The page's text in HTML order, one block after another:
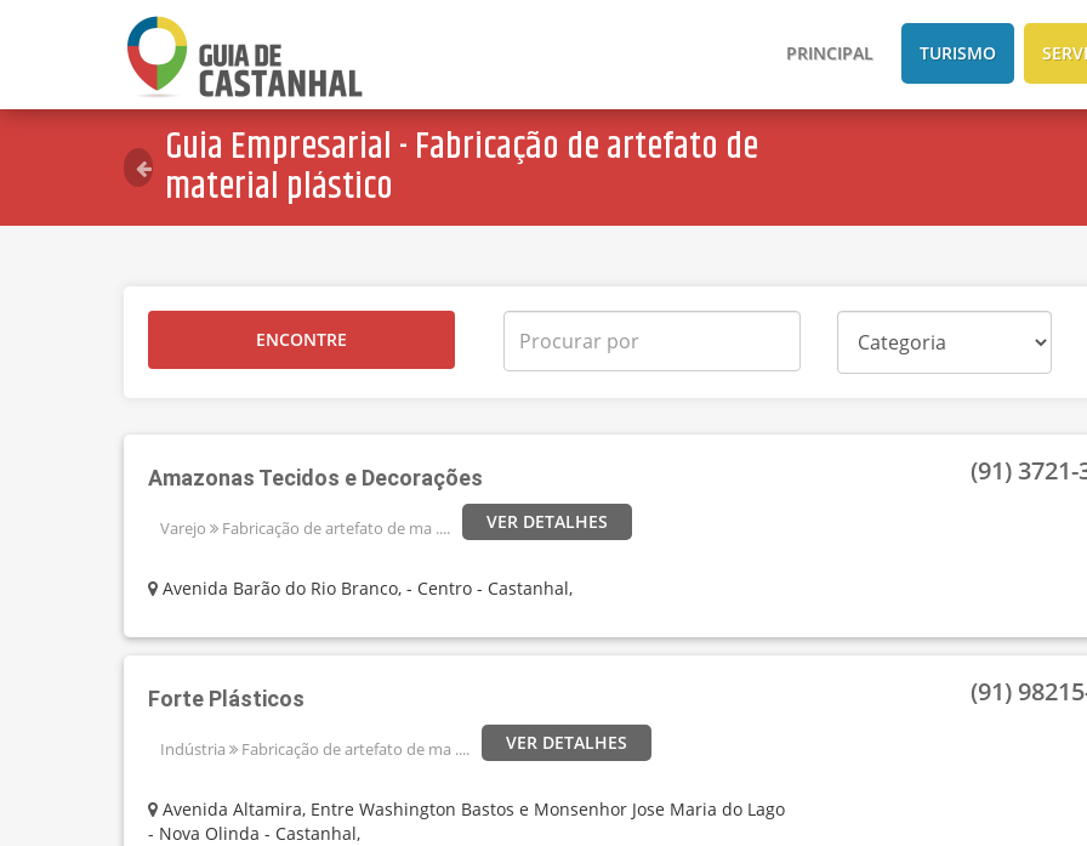
PRINCIPAL TURISMO
Guia Empresarial - Fabricação de artefato de
material plástico
ENCONTRE
Amazonas Tecidos e Decorações
Varejo Fabricação de artefato de ma ....
Avenida Barão do Rio Branco, - Centro - Castanhal,
VER DETALHES
(91) 3721-
Forte Plásticos
Indústria Fabricação de artefato de ma ....
Avenida Altamira, Entre Washington Bastos e Monsenhor Jose Maria do Lago
- Nova Olinda - Castanhal,
VER DETALHES
(91)